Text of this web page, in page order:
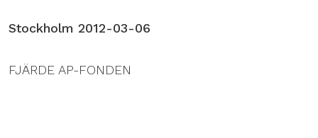
Stockholm 2012-03-06
FJÄRDE AP-FONDEN